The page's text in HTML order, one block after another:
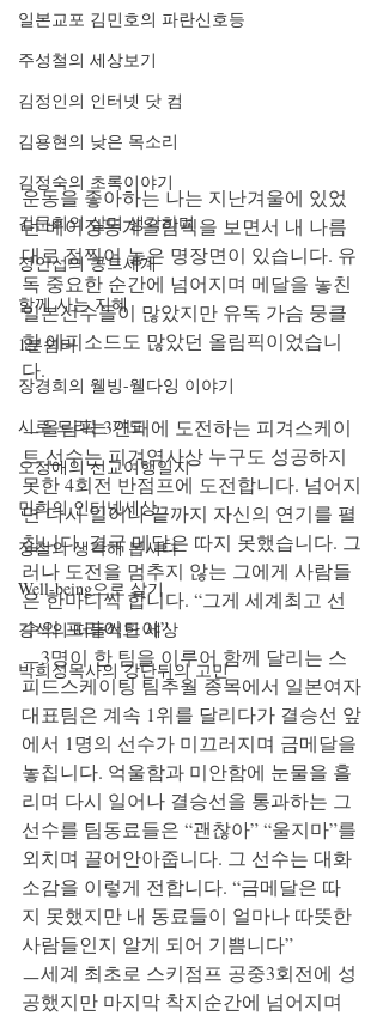
일본교포 김민호의 파란신호등
주성철의 세상보기
김정인의 인터넷 닷 컴
김용현의 낮은 목소리
김정숙의 초록이야기
김문희의 살며 생각하며
정안섭의 콩트세계
함께 사는 지혜
1분쉼터
장경희의 웰빙-웰다잉 이야기
시로 드리는 기도
오정애의 선교여행일지
민희의 인터넷세상
정철의 생각해 봅시다
Well-being으로 살기
강석의 떠들썩한 세상
박희성목사의 강단뒤의 고민
운동을 좋아하는 나는 지난겨울에 있었
던 베이징동계올림픽을 보면서 내 나름
대로 점찍어 놓은 명장면이 있습니다. 유
독 중요한 순간에 넘어지며 메달을 놓친
일본선수들이 많았지만 유독 가슴 뭉클
한 에피소드도 많았던 올림픽이었습니
다.
ㅡ올림픽 3연패에 도전하는 피겨스케이
트 선수는 피겨역사상 누구도 성공하지
못한 4회전 반점프에 도전합니다. 넘어지
면 다시 일어나 끝까지 자신의 연기를 펼
칩니다. 결국 메달은 따지 못했습니다. 그
러나 도전을 멈추지 않는 그에게 사람들
은 한마디씩 합니다. “그게 세계최고 선
수의 프라이드야”
ㅡ3명이 한 팀을 이루어 함께 달리는 스
피드스케이팅 팀추월 종목에서 일본여자
대표팀은 계속 1위를 달리다가 결승선 앞
에서 1명의 선수가 미끄러지며 금메달을
놓칩니다. 억울함과 미안함에 눈물을 흘
리며 다시 일어나 결승선을 통과하는 그
선수를 팀동료들은 “괜찮아” “울지마”를
외치며 끌어안아줍니다. 그 선수는 대화
소감을 이렇게 전합니다. “금메달은 따
지 못했지만 내 동료들이 얼마나 따뜻한
사람들인지 알게 되어 기쁨니다”
ㅡ세계 최초로 스키점프 공중3회전에 성
공했지만 마지막 착지순간에 넘어지며